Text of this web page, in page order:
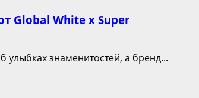
Global White x Super
улыбках знаменитостей, а бренд...